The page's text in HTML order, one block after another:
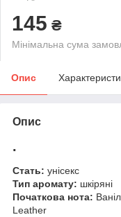
145 ₴
Мінімальна сума
Опис
Опис
.
Стать: унісекс
Тип аромату: шкіряні
Початкова нота:
Leather